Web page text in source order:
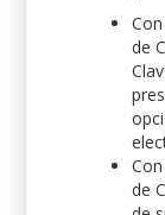
de
de